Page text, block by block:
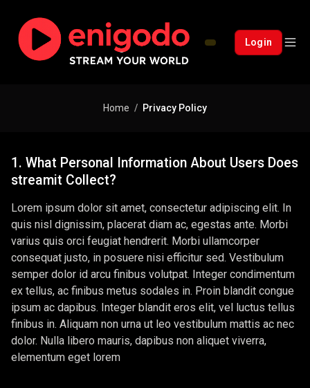
Login
Home Privacy Policy
1. What Personal Information About Users Does
streamit Collect?
Lorem ipsum dolor sit amet, consectetur adipiscing elit. In
quis nisl dignissim, placerat diam ac, egestas ante. Morbi
varius quis orci feugiat hendrerit. Morbi ullamcorper
consequat justo, in posuere nisi efficitur sed. Vestibulum
semper dolor id arcu finibus volutpat. Integer condimentum
ex tellus, ac finibus metus sodales in. Proin blandit congue
ipsum ac dapibus. Integer blandit eros elit, vel luctus tellus
finibus in. Aliquam non urna ut leo vestibulum mattis ac nec
dolor. Nulla libero mauris, dapibus non aliquet viverra,
elementum eget lorem